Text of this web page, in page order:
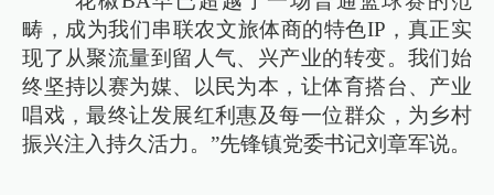
畴，成为我们串联农文旅体商的特色IP，真正实
现了从聚流量到留人气、兴产业的转变。我们始
终坚持以赛为媒、以民为本，让体育搭台、产业
唱戏，最终让发展红利惠及每一位群众，为乡村
振兴注入持久活力。”先锋镇党委书记刘章军说。